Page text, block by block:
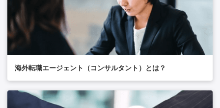
海外転職エージェント（コンサルタント）とは？